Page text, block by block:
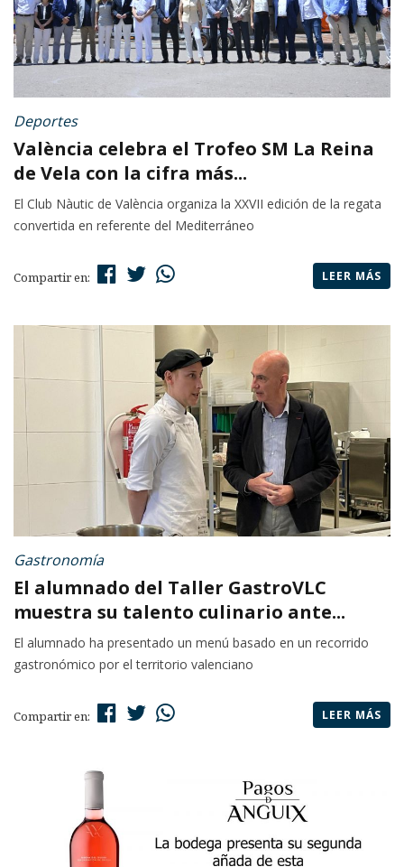
Deportes
València celebra el Trofeo SM La Reina
de Vela con la cifra más...
El Club Nàutic de València organiza la XXVII edición de la regata
convertida en referente del Mediterráneo
Compartir en: LEER MÁS
Gastronomía
El alumnado del Taller GastroVLC
muestra su talento culinario ante...
El alumnado ha presentado un menú basado en un recorrido
gastronómico por el territorio valenciano
Compartir en: LEER MÁS